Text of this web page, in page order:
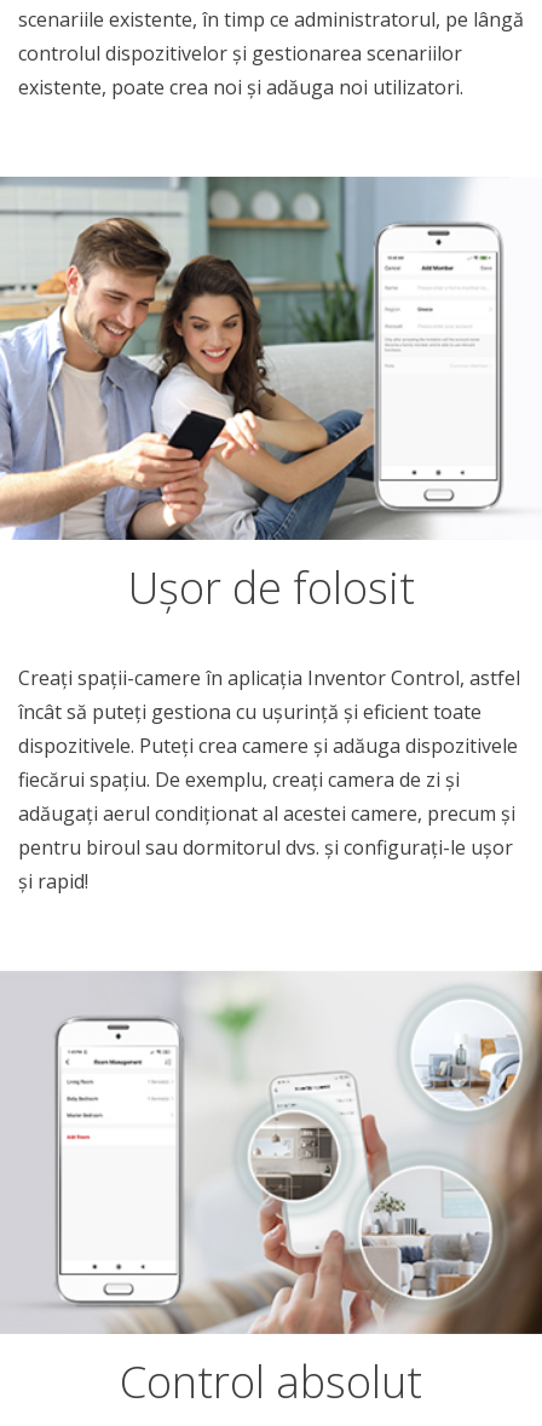
scenariile existente, în timp ce administratorul, pe lângă
controlul dispozitivelor și gestionarea scenariilor
existente, poate crea noi și adăuga noi utilizatori.
Ușor de folosit
Creați spații-camere în aplicația Inventor Control, astfel
încât să puteți gestiona cu ușurință și eficient toate
dispozitivele. Puteți crea camere și adăuga dispozitivele
fiecărui spațiu. De exemplu, creați camera de zi și
adăugați aerul condiționat al acestei camere, precum și
pentru biroul sau dormitorul dvs. și configurați-le ușor
și rapid!
Control absolut